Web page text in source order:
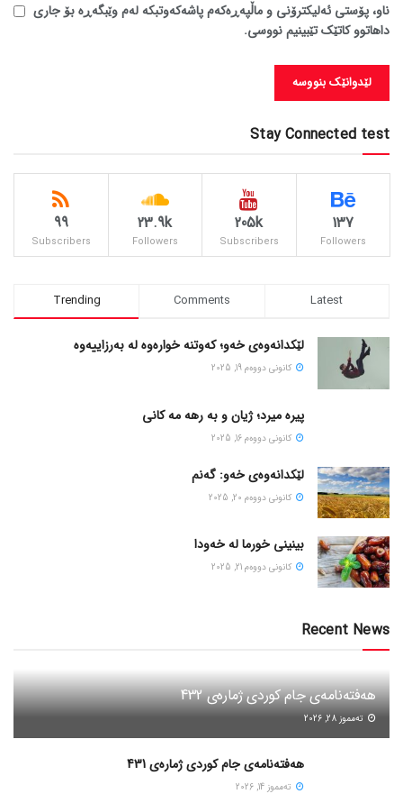
ناو، پۆستی ئەلیکترۆنی و ماڵپەڕەکەم پاشەکەوتبکە لەم وێبگەڕە بۆ جاری
داهاتوو کاتێک تێبینیم نووسی.
Stay Connected test
137
Followers
205k
Subscribers
23.9k
Followers
99
Subscribers
Trending Comments Latest
لێکدانەوەی خەو؛ کەوتنە خوارەوە لە بەرزاییەوە
كانونی دووه‌م 19, 2025
پیره میرد؛ ژیان و به رهه مه کانی
كانونی دووه‌م 16, 2025
لێکدانەوەی خەو: گەنم
كانونی دووه‌م 20, 2025
بینینی خورما لە خەودا
كانونی دووه‌م 21, 2025
Recent News
هەفتەنامەی جام کوردی ژمارەی 432
ته‌مموز 28, 2026
هەفتەنامەی جام کوردی ژمارەی 431
ته‌مموز 14, 2026